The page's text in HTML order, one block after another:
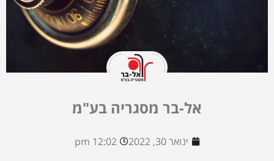
אל-בר מסגריה בע"מ
ינואר 30, 2022
12:02 pm